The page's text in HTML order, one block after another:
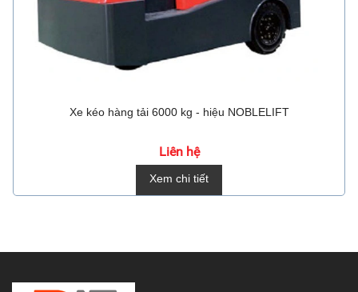
Xe kéo hàng tải 6000 kg - hiệu NOBLELIFT
Liên hệ
Xem chi tiết